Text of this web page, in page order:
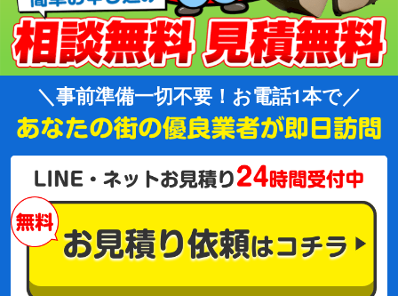
事前準備一切不要！お電話1本で